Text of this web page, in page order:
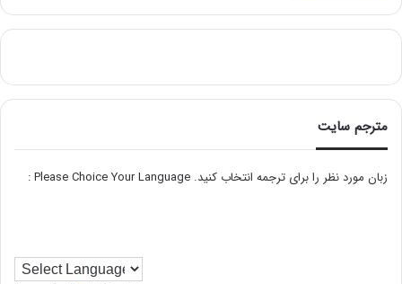
مترجم سایت
زبان مورد نظر را برای ترجمه انتخاب کنید. Please Choice Your Language :